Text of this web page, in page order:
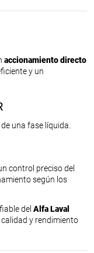
accionamiento directo
y un
una fase líquida.
control preciso del
según los
del Alfa Laval
y rendimiento